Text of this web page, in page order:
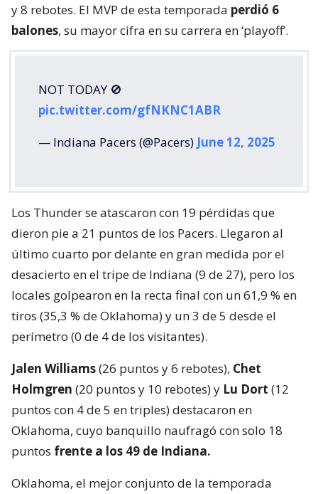
y 8 rebotes. El MVP de esta temporada perdió 6
balones, su mayor cifra en su carrera en ‘playoff’.
NOT TODAY 🚫
pic.twitter.com/gfNKNC1ABR
— Indiana Pacers (@Pacers) June 12, 2025
Los Thunder se atascaron con 19 pérdidas que
dieron pie a 21 puntos de los Pacers. Llegaron al
último cuarto por delante en gran medida por el
desacierto en el tripe de Indiana (9 de 27), pero los
locales golpearon en la recta final con un 61,9 % en
tiros (35,3 % de Oklahoma) y un 3 de 5 desde el
perímetro (0 de 4 de los visitantes).
Jalen Williams(26 puntos y 6 rebotes), Chet
Holmgren (20 puntos y 10 rebotes) y Lu Dort (12
puntos con 4 de 5 en triples) destacaron en
Oklahoma, cuyo banquillo naufragó con solo 18
puntos frente a los 49 de Indiana.
Oklahoma, el mejor conjunto de la temporada